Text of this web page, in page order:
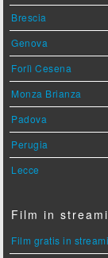
Brescia
Genova
Forlì Cesena
Monza Brianza
Padova
Perugia
Lecce
Film in
Film gratis in